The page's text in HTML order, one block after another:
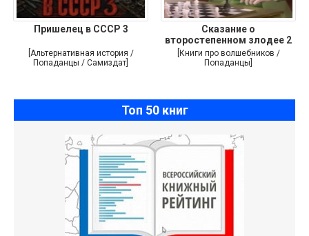
Пришелец в СССР 3
[Альтернативная история /
Попаданцы / Самиздат]
Сказание о
второстепенном злодее 2
[Книги про волшебников /
Попаданцы]
Топ 50 книг